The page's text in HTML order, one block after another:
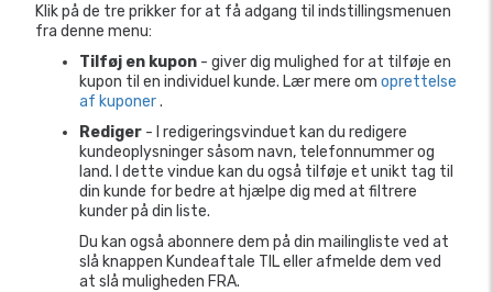
Klik på de tre prikker for at få adgang til indstillingsmenuen
fra denne menu:
Tilføj en kupon - giver dig mulighed for at tilføje en
kupon til en individuel kunde. Lær mere om oprettelse
af kuponer.
Rediger - I redigeringsvinduet kan du redigere
kundeoplysninger såsom navn, telefonnummer og
land. I dette vindue kan du også tilføje et unikt tag til
din kunde for bedre at hjælpe dig med at filtrere
kunder på din liste.
Du kan også abonnere dem på din mailingliste ved at
slå knappen Kundeaftale TIL eller afmelde dem ved
at slå muligheden FRA.